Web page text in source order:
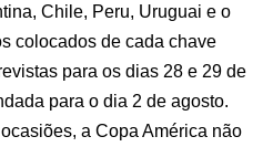
Chile, Peru, Uruguai e o
colocados de cada chave
para os dias 28 e 29 de
para o dia 2 de agosto.
a Copa América não